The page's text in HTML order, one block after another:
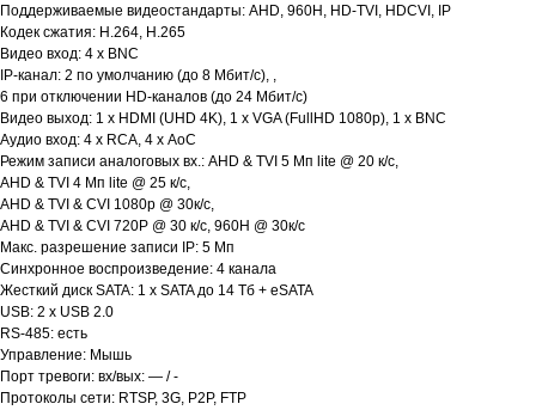
Поддерживаемые видеостандарты: AHD, 960H, HD-TVI, HDCVI, IP
Кодек сжатия: H.264, H.265
Видео вход: 4 x BNC
IP-канал: 2 по умолчанию (до 8 Мбит/с), ,
6 при отключении HD-каналов (до 24 Мбит/с)
Видео выход: 1 x HDMI (UHD 4K), 1 x VGA (FullHD 1080p), 1 x BNC
Аудио вход: 4 x RCA, 4 x AoC
Режим записи аналоговых вх.: AHD & TVI 5 Мп lite @ 20 к/c,
AHD & TVI 4 Мп lite @ 25 к/с,
AHD & TVI & CVI 1080p @ 30к/с,
AHD & TVI & CVI 720P @ 30 к/с, 960H @ 30к/с
Макс. разрешение записи IP: 5 Мп
Синхронное воспроизведение: 4 канала
Жесткий диск SATA: 1 x SATA до 14 Тб + eSATA
USB: 2 x USB 2.0
RS-485: есть
Управление: Мышь
Порт тревоги: вх/вых: — / -
Протоколы сети: RTSP, 3G, P2P, FTP